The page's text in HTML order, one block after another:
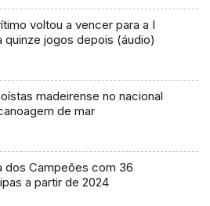
voltou a vencer para a I
quinze jogos depois (áudio)
madeirense no nacional
de mar
dos Campeões com 36
a partir de 2024